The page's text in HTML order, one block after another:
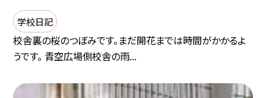
学校日記
校舎裏の桜のつぼみです。まだ開花までは時間がかかるよ
うです。 青空広場側校舎の雨...